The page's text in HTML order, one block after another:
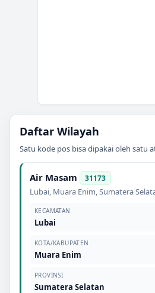
Daftar Wilayah
Satu kode pos bisa dipakai oleh satu
Air Masam 31173
Lubai, Muara Enim,Sumatera
KECAMATAN
Lubai
KOTA/KABUPATEN
Muara Enim
PROVINSI
Sumatera Selatan